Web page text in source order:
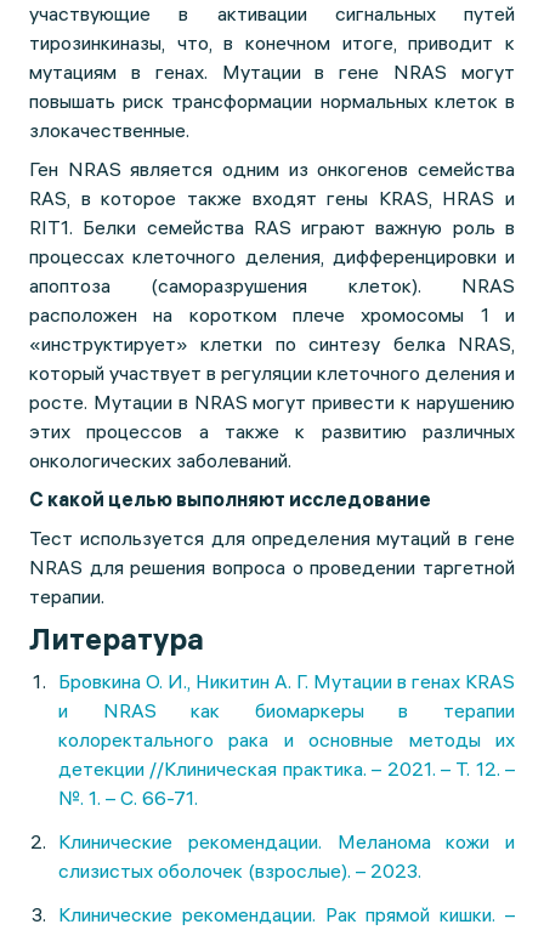
участвующие в активации сигнальных путей
тирозинкиназы, что, в конечном итоге, приводит к
мутациям в генах. Мутации в гене NRAS могут
повышать риск трансформации нормальных клеток в
злокачественные.
Ген NRAS является одним из онкогенов семейства
RAS, в которое также входят гены KRAS, HRAS и
RIT1. Белки семейства RAS играют важную роль в
процессах клеточного деления, дифференцировки и
апоптоза (саморазрушения клеток). NRAS
расположен на коротком плече хромосомы 1 и
«инструктирует» клетки по синтезу белка NRAS,
который участвует в регуляции клеточного деления и
росте. Мутации в NRAS могут привести к нарушению
этих процессов а также к развитию различных
онкологических заболеваний.
С какой целью выполняют исследование
Тест используется для определения мутаций в гене
NRAS для решения вопроса о проведении таргетной
терапии.
Литература
Бровкина О. И., Никитин А. Г. Мутации в генах KRAS
и NRAS как биомаркеры в терапии
колоректального рака и основные методы их
детекции //Клиническая практика. – 2021. – Т. 12. –
№. 1. – С. 66-71.
Клинические рекомендации. Меланома кожи и
слизистых оболочек (взрослые). – 2023.
Клинические рекомендации. Рак прямой кишки. –